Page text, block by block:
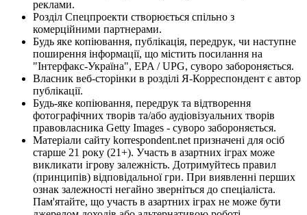
реклами.
Розділ Спецпроекти створюється спільно з
комерційними партнерами.
Будь яке копіювання, публікація, передрук, чи наступне
поширення інформації, що містить посилання на
"Інтерфакс-Україна", EPA / UPG, суворо забороняється.
Власник веб-сторінки в розділі Я-Корреспондент є автор
публікації.
Будь-яке копіювання, передрук та відтворення
фотографічних творів та/або аудіовізуальних творів
правовласника Getty Images - суворо забороняється.
Матеріали сайту korrespondent.net призначені для осіб
старше 21 року (21+). Участь в азартних іграх може
викликати ігрову залежність. Дотримуйтесь правил
(принципів) відповідальної гри. При виявленні перших
ознак залежності негайно зверніться до спеціаліста.
Пам'ятайте, що участь в азартних іграх не може бути